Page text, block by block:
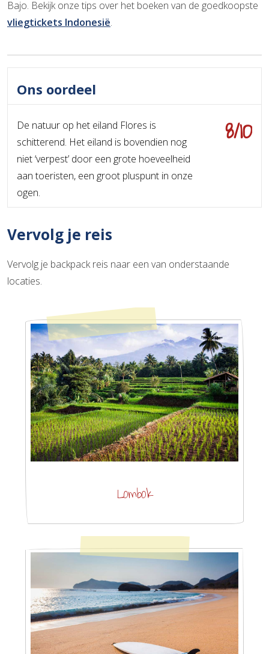
Bajo. Bekijk onze tips over het boeken van de goedkoopste
vliegtickets Indonesië.
Ons oordeel
8/10
De natuur op het eiland Flores is
schitterend. Het eiland is bovendien nog
niet ‘verpest’ door een grote hoeveelheid
aan toeristen, een groot pluspunt in onze
ogen.
Vervolg je reis
Vervolg je backpack reis naar een van onderstaande
locaties.
Lombok